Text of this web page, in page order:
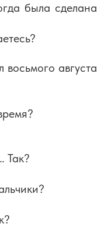
была сделана
восьмого августа
Так?